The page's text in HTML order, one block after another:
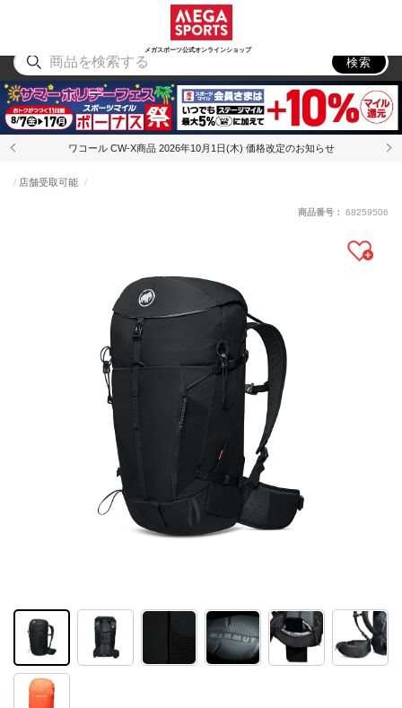
メガスポーツ公式オンラインショップ
アウトドア
検索
ワコール CW-X商品 2026年10月1日(木) 価格改定のお知らせ
店舗受取可能
商品番号： 68259506